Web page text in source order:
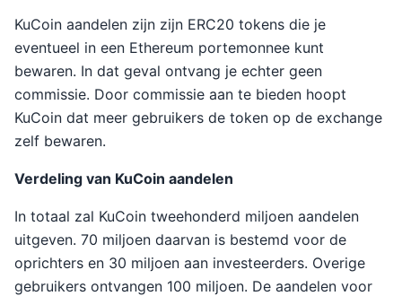
KuCoin aandelen zijn zijn ERC20 tokens die je
eventueel in een Ethereum portemonnee kunt
bewaren. In dat geval ontvang je echter geen
commissie. Door commissie aan te bieden hoopt
KuCoin dat meer gebruikers de token op de exchange
zelf bewaren.
Verdeling van KuCoin aandelen
In totaal zal KuCoin tweehonderd miljoen aandelen
uitgeven. 70 miljoen daarvan is bestemd voor de
oprichters en 30 miljoen aan investeerders. Overige
gebruikers ontvangen 100 miljoen. De aandelen voor